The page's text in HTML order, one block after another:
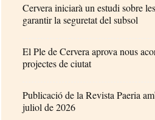
Cervera iniciarà un estudi sobre
garantir la seguretat del subsol
El Ple de Cervera aprova nous
projectes de ciutat
Publicació de la Revista Paeria
juliol de 2026